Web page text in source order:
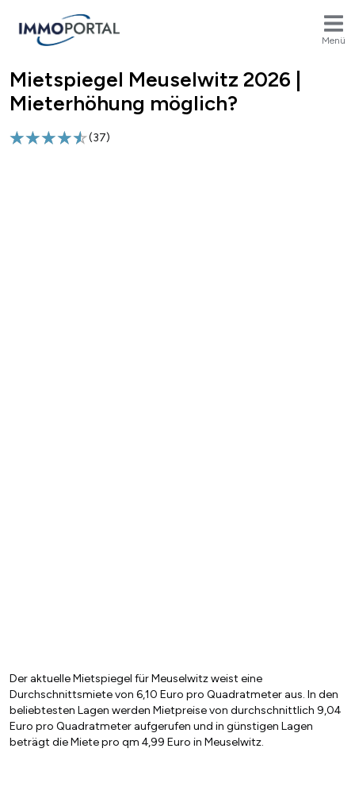
Menü
Breadcrumb
Mietspiegel Meuselwitz 2026 |
Mieterhöhung möglich?
(37)
Der aktuelle Mietspiegel für Meuselwitz weist eine
Durchschnittsmiete von 6,10 Euro pro Quadratmeter aus. In den
beliebtesten Lagen werden Mietpreise von durchschnittlich 9,04
Euro pro Quadratmeter aufgerufen und in günstigen Lagen
beträgt die Miete pro qm 4,99 Euro in Meuselwitz.